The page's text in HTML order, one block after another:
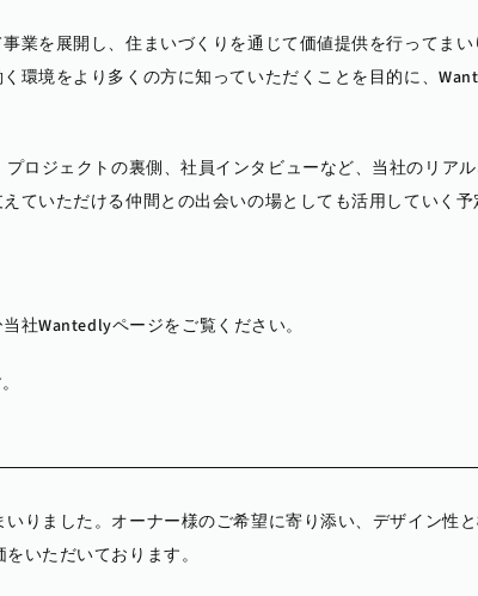
業を展開し、住まいづくりを通じて価値提供を行ってまい
環境をより多くの方に知っていただくことを目的に、
ロジェクトの裏側、社員インタビューなど、当社のリア
ていただける仲間との出会いの場としても活用していく予
社Wantedlyページをご覧ください。
りました。オーナー様のご希望に寄り添い、デザイン性
いただいております。